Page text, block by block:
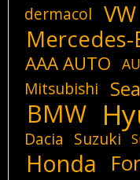
dermacol
VW
Mercedes-
AAA AUTO
Mitsubishi
BMW
Dacia Suzuki
Honda